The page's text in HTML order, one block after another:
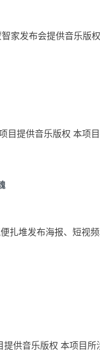
家发布会提供音乐版
目提供音乐版权 本项
扎堆发布海报、短视
供音乐版权 本项目